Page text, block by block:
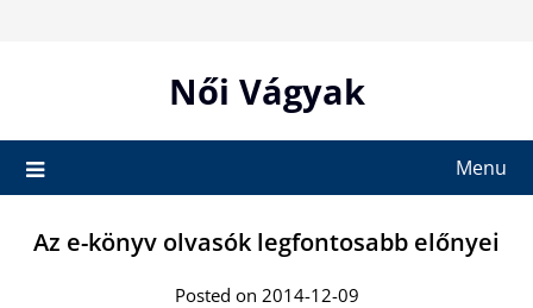
Női Vágyak
Menu
Az e-könyv olvasók legfontosabb előnyei
Posted on 2014-12-09